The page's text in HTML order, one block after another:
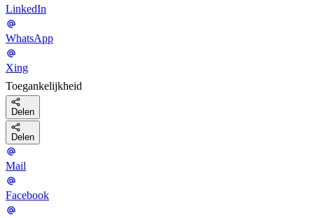
LinkedIn
WhatsApp
Xing
Toegankelijkheid
Delen
Delen
Mail
Facebook